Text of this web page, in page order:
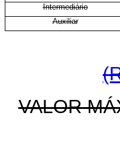
Intermediário
Auxiliar
VALOR